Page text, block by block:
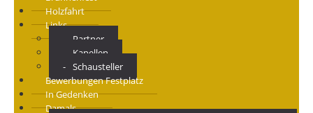
Holzfahrt
Links
Partner
Kapellen
Schausteller
Bewerbungen Festplatz
In Gedenken
Damals